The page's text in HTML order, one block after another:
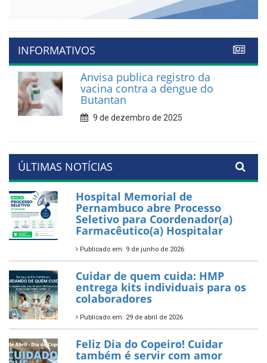
INFORMATIVOS
Anvisa publica registro da
vacina contra a dengue do
Butantan
9 de dezembro de 2025
ÚLTIMAS NOTÍCIAS
Hospital Memorial de
Pernambuco abre Processo
Seletivo para Coordenador(a)
Farmacêutico(a) Hospitalar
Publicado em: 9 de junho de 2026
Cuidar de quem cuida: HMP
entrega kits individuais para os
colaboradores
Publicado em: 29 de abril de 2026
Feliz Dia do Copeiro! Cuidar
também é servir com amor